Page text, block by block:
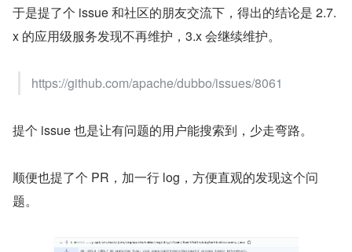
于是提了个 issue 和社区的朋友交流下，得出的结论是 2.7.
x 的应用级服务发现不再维护，3.x 会继续维护。
https://github.com/apache/dubbo/issues/8061
提个 issue 也是让有问题的用户能搜索到，少走弯路。
顺便也提了个 PR，加一行 log，方便直观的发现这个问
题。